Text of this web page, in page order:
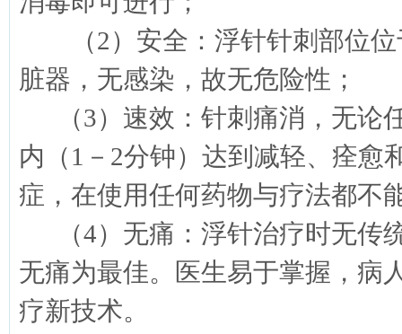
（2）安全：浮针针刺部位位
脏器，无感染，故无危险性；
（3）速效：针刺痛消，无论
内（1－2分钟）达到减轻、痊愈
症，在使用任何药物与疗法都不
（4）无痛：浮针治疗时无传
无痛为最佳。医生易于掌握，病
疗新技术。